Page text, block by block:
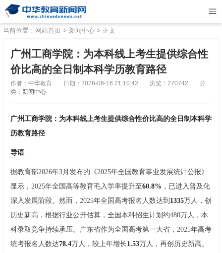
当前位置： 网站首页 > 新闻中心 > 正文
广州工商学院：为本科线上考生提供综合性
价比高的全日制本科学历教育路径
作者：中华教育 日期：2026-06-16 21:10:42 浏览：270742
分
类： 新闻中心
广州工商学院：为本科线上考生提供综合性价比高的全日制本科学
历教育路径
导语
据教育部2026年3月发布的《2025年全国教育事业发展统计公报》
显示，2025年全国高等教育毛入学率提升至60.8% ，已进入普及化
深入发展阶段。然而，2025年全国高考报名人数达到 1335万人，创
历史新高，根据行业公开估算，全国本科招生计划约480万人，本
科录取竞争持续承压。广东省作为全国高考第一大省，2025年高考
统考报名人数达78.4万人，较上年增长1.53万人，再创历史新高。